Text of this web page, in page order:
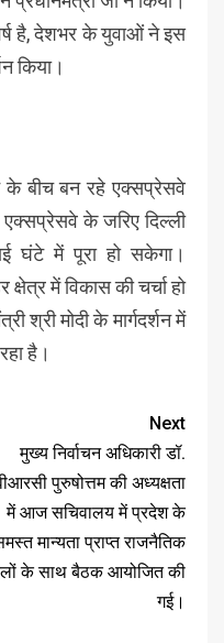
है, देशभर के युवाओं ने इस
किया।
के बीच बन रहे एक्सप्रेसवे
एक्सप्रेसवे के जरिए दिल्ली
घंटे में पूरा हो सकेगा।
में विकास की चर्चा हो
श्री मोदी के मार्गदर्शन में
है।
Next
मुख्य निर्वाचन अधिकारी डॉ.
पुरुषोत्तम की अध्यक्षता
में आज सचिवालय में प्रदेश के
मान्यता प्राप्त राजनैतिक
के साथ बैठक आयोजित की
गई।